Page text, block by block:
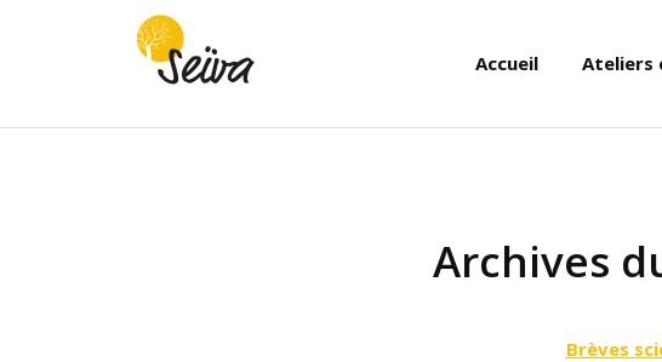
Accueil Ateliers
Archives
Brèves